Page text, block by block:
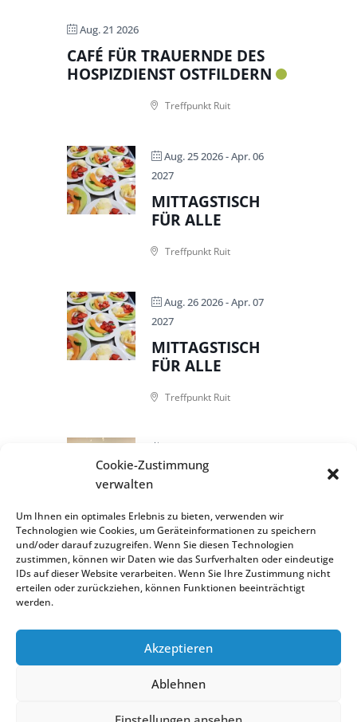
Cookie-Zustimmung
verwalten
Um Ihnen ein optimales Erlebnis zu bieten, verwenden wir
Technologien wie Cookies, um Geräteinformationen zu speichern
und/oder darauf zuzugreifen. Wenn Sie diesen Technologien
zustimmen, können wir Daten wie das Surfverhalten oder eindeutige
IDs auf dieser Website verarbeiten. Wenn Sie Ihre Zustimmung nicht
erteilen oder zurückziehen, können Funktionen beeinträchtigt
werden.
Akzeptieren
Ablehnen
Aug. 21 2026
CAFÉ FÜR TRAUERNDE DES
HOSPIZDIENST OSTFILDERN
Treffpunkt Ruit
Aug. 25 2026- Apr. 06
2027
MITTAGSTISCH
FÜR ALLE
Treffpunkt Ruit
Aug. 26 2026- Apr. 07
2027
MITTAGSTISCH
FÜR ALLE
Treffpunkt Ruit
RUITER
FLIMMERKISTE
Treffpunkt Ruit
WEITERE ANZEIGEN
Treffpunkt Ostfildern Ruit | 2022